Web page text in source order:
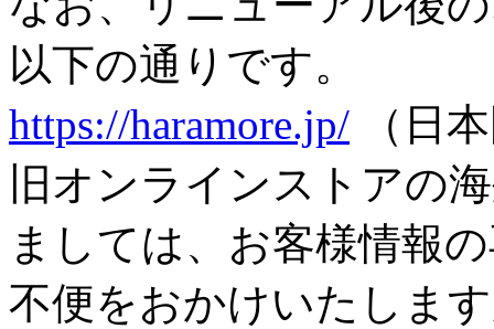
以下の通りです。
https://haramore.jp/ （日
旧オンラインストアの
ましては、お客様情報
不便をおかけいたしま